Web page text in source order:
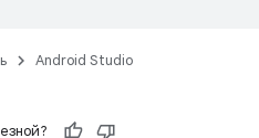
Android Studio